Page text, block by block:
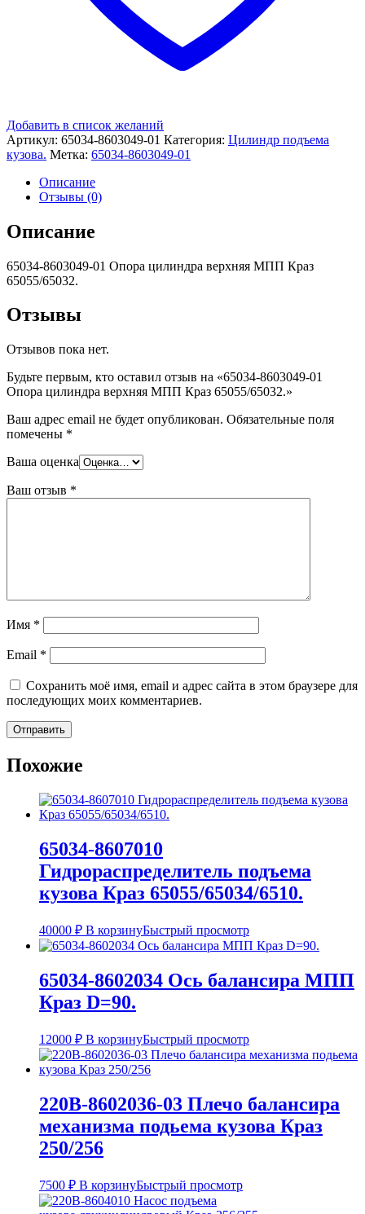
Добавить в список желаний
Артикул: 65034-8603049-01 Категория: Цилиндр подъема
кузова. Метка: 65034-8603049-01
Описание
Отзывы (0)
Описание
65034-8603049-01 Опора цилиндра верхняя МПП Краз
65055/65032.
Отзывы
Отзывов пока нет.
Будьте первым, кто оставил отзыв на «65034-8603049-01
Опора цилиндра верхняя МПП Краз 65055/65032.»
Ваш адрес email не будет опубликован. Обязательные поля
помечены *
Ваша оценка
Ваш отзыв *
Имя *
Email *
Сохранить моё имя, email и адрес сайта в этом браузере для
последующих моих комментариев.
Похожие
65034-8607010
Гидрораспределитель подъема
кузова Краз 65055/65034/6510.
40000 ₽ В корзинуБыстрый просмотр
65034-8602034 Ось балансира МПП
Краз D=90.
12000 ₽ В корзинуБыстрый просмотр
220В-8602036-03 Плечо балансира
механизма подьема кузова Краз
250/256
7500 ₽ В корзинуБыстрый просмотр